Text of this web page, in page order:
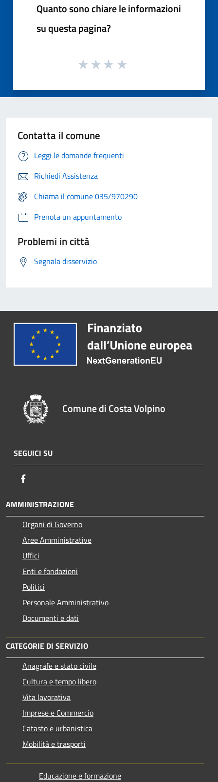
Quanto sono chiare le informazioni
su questa pagina?
Contatta il comune
Leggi le domande frequenti
Richiedi Assistenza
Chiama il comune 035/970290
Prenota un appuntamento
Problemi in città
Segnala disservizio
Comune di Costa Volpino
SEGUICI SU
AMMINISTRAZIONE
Organi di Governo
Aree Amministrative
Uffici
Enti e fondazioni
Politici
Personale Amministrativo
Documenti e dati
CATEGORIE DI SERVIZIO
Anagrafe e stato civile
Cultura e tempo libero
Vita lavorativa
Imprese e Commercio
Catasto e urbanistica
Mobilità e trasporti
Educazione e formazione